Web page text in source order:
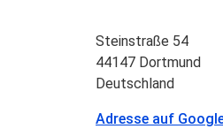
Steinstraße 54
44147 Dortmund
Deutschland
Adresse auf